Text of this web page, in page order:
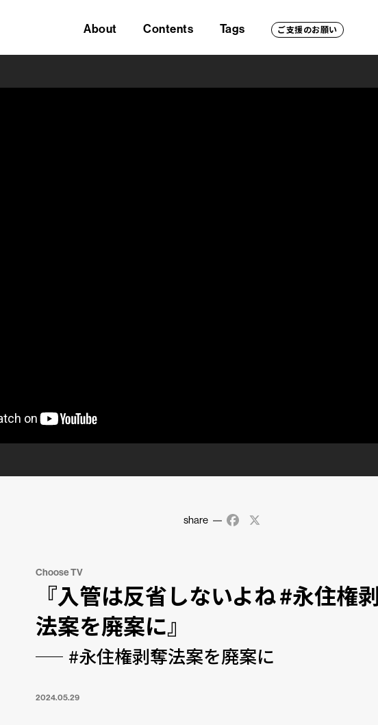
About Contents Tags ご支援のお願い
share Facebook
Choose TV
『入管は反省しないよね #永住権
法案を廃案に』
#永住権剥奪法案を廃案に
2024.05.29